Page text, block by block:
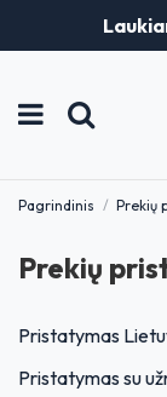
Pagrindinis Prekių
Prekių
Pristatymas
Pristatymas su